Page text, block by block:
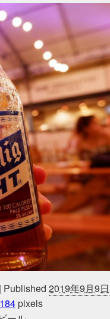
| Published 2019年9月9日
pixels